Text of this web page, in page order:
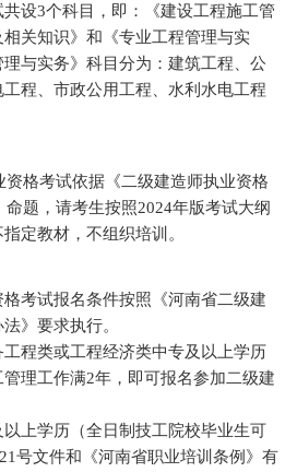
设3个科目，即：《建设工程施工管
关知识》和《专业工程管理与实
与实务》科目分为：建筑工程、公
程、市政公用工程、水利水电工程
资格考试依据《二级建造师执业资格
题，请考生按照2024年版考试大纲
定教材，不组织培训。
考试报名条件按照《河南省二级建
》要求执行。
工程类或工程经济类中专及以上学历
理工作满2年，即可报名参加二级建
上学历（全日制技工院校毕业生可
号文件和《河南省职业培训条例》有